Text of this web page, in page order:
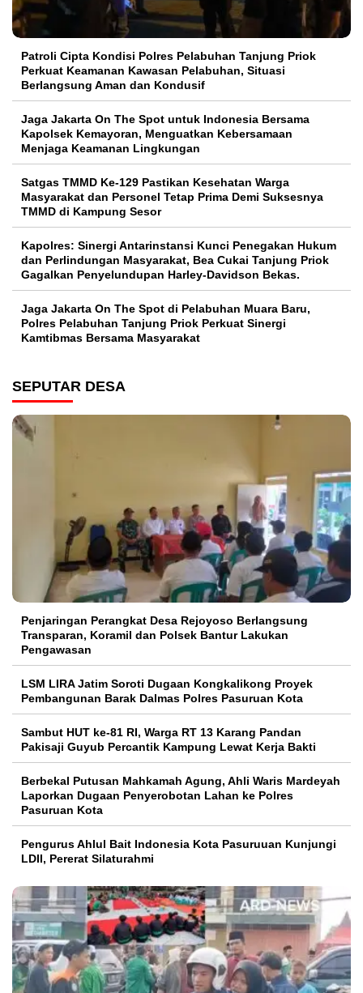
Patroli Cipta Kondisi Polres Pelabuhan Tanjung Priok
Perkuat Keamanan Kawasan Pelabuhan, Situasi
Berlangsung Aman dan Kondusif
Jaga Jakarta On The Spot untuk Indonesia Bersama
Kapolsek Kemayoran, Menguatkan Kebersamaan
Menjaga Keamanan Lingkungan
Satgas TMMD Ke-129 Pastikan Kesehatan Warga
Masyarakat dan Personel Tetap Prima Demi Suksesnya
TMMD di Kampung Sesor
Kapolres: Sinergi Antarinstansi Kunci Penegakan Hukum
dan Perlindungan Masyarakat, Bea Cukai Tanjung Priok
Gagalkan Penyelundupan Harley-Davidson Bekas.
Jaga Jakarta On The Spot di Pelabuhan Muara Baru,
Polres Pelabuhan Tanjung Priok Perkuat Sinergi
Kamtibmas Bersama Masyarakat
SEPUTAR DESA
Penjaringan Perangkat Desa Rejoyoso Berlangsung
Transparan, Koramil dan Polsek Bantur Lakukan
Pengawasan
LSM LIRA Jatim Soroti Dugaan Kongkalikong Proyek
Pembangunan Barak Dalmas Polres Pasuruan Kota
Sambut HUT ke-81 RI, Warga RT 13 Karang Pandan
Pakisaji Guyub Percantik Kampung Lewat Kerja Bakti
Berbekal Putusan Mahkamah Agung, Ahli Waris Mardeyah
Laporkan Dugaan Penyerobotan Lahan ke Polres
Pasuruan Kota
Pengurus Ahlul Bait Indonesia Kota Pasuruuan Kunjungi
LDII, Pererat Silaturahmi